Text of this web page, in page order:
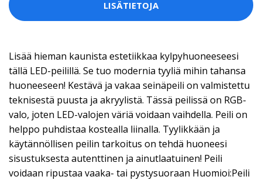
LISÄTIETOJA
Lisää hieman kaunista estetiikkaa kylpyhuoneeseesi
tällä LED-peilillä. Se tuo modernia tyyliä mihin tahansa
huoneeseen! Kestävä ja vakaa seinäpeili on valmistettu
teknisestä puusta ja akryylistä. Tässä peilissä on RGB-
valo, joten LED-valojen väriä voidaan vaihdella. Peili on
helppo puhdistaa kostealla liinalla. Tyylikkään ja
käytännöllisen peilin tarkoitus on tehdä huoneesi
sisustuksesta autenttinen ja ainutlaatuinen! Peili
voidaan ripustaa vaaka- tai pystysuoraan Huomioi:Peili